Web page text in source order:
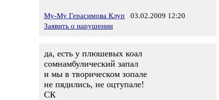
Му-Му Герасимова Клуп 03.02.2009 12:20
Заявить о нарушении
да, есть у плюшевых коал
сомнамбулический запал
и мы в творическом зопале
не пядились, не оцтупале!
СК